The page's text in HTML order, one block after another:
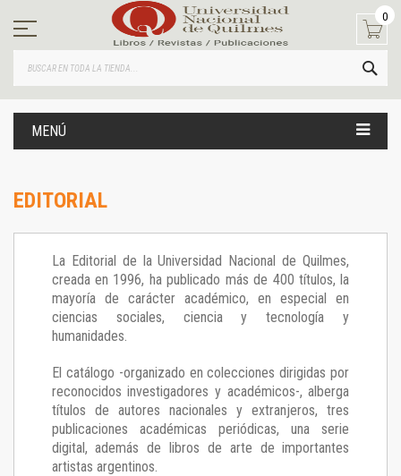
contenido
0
MENÚ
EDITORIAL
La Editorial de la Universidad Nacional de Quilmes,
creada en 1996, ha publicado más de 400 títulos, la
mayoría de carácter académico, en especial en
ciencias sociales, ciencia y tecnología y
humanidades.
El catálogo -organizado en colecciones dirigidas por
reconocidos investigadores y académicos-, alberga
títulos de autores nacionales y extranjeros, tres
publicaciones académicas periódicas, una serie
digital, además de libros de arte de importantes
artistas argentinos.